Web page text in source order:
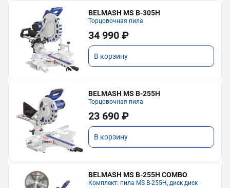
BELMASH MS B-305H
Торцовочная пила
34 990 ₽
В корзину
BELMASH MS B-255H
Торцовочная пила
23 690 ₽
В корзину
BELMASH MS B-255H COMBO
Комплект: пила MS B-255H, диск диск